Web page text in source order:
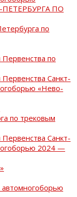
ПЕТЕРБУРГА ПО
по
по
Санкт-
«Нево-
по трековым
Санкт-
2024 —